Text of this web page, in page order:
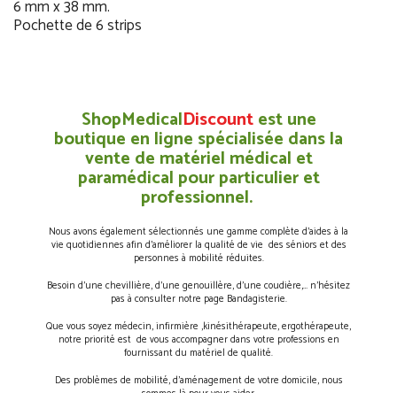
6 mm x 38 mm.
Pochette de 6 strips
ShopMedicalDiscountest une
boutique en ligne spécialisée dans la
vente de matériel médical et
paramédical pour particulier et
professionnel.
Nous avons également sélectionnés une gamme complète d’aides à la
vie quotidiennes afin d’améliorer la qualité de vie des séniors et des
personnes à mobilité réduites.
Besoin d’une chevillière, d’une genouillère, d’une coudière,… n’hésitez
pas à consulter notre page Bandagisterie.
Que vous soyez médecin, infirmière ,kinésithérapeute, ergothérapeute,
notre priorité est de vous accompagner dans votre professions en
fournissant du matériel de qualité.
Des problèmes de mobilité, d’aménagement de votre domicile, nous